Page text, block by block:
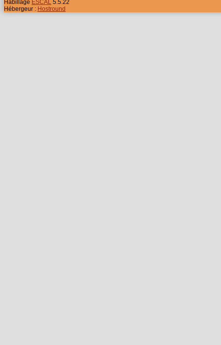
Habillage ESCAL 5.5.22
Hébergeur : Hostround